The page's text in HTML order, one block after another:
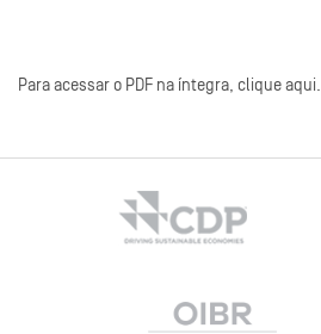
Para acessar o PDF na íntegra, clique aqui.